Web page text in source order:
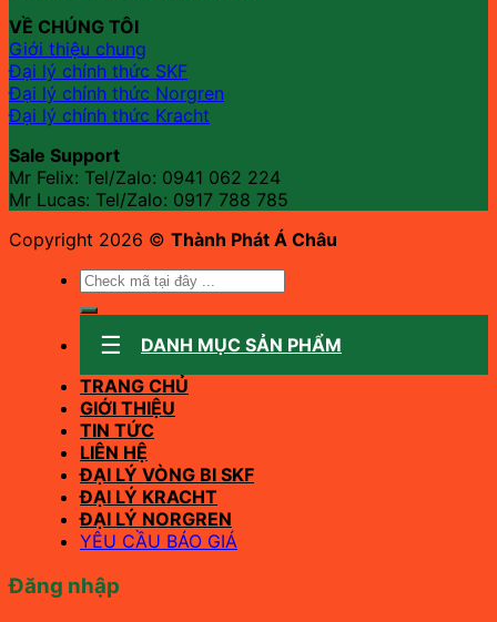
VỀ CHÚNG TÔI
Giới thiệu chung
Đại lý chính thức SKF
Đại lý chính thức Norgren
Đại lý chính thức Kracht
Sale Support
Mr Felix: Tel/Zalo: 0941 062 224
Mr Lucas: Tel/Zalo: 0917 788 785
Copyright 2026 © Thành Phát Á Châu
Tìm
DANH MỤC SẢN PHẨM
TRANG CHỦ
GIỚI THIỆU
TIN TỨC
LIÊN HỆ
ĐẠI LÝ VÒNG BI SKF
ĐẠI LÝ KRACHT
ĐẠI LÝ NORGREN
YÊU CẦU BÁO GIÁ
Đăng nhập